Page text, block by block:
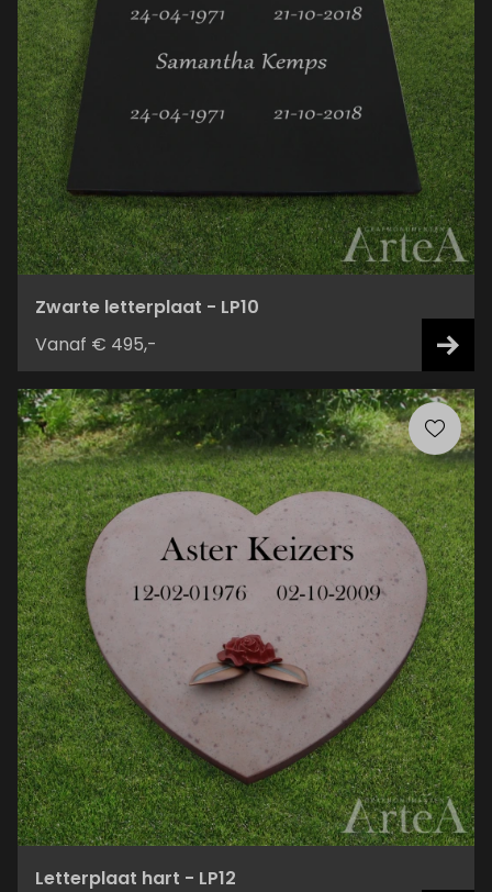
Zwarte letterplaat - LP10
Vanaf € 495,-
Letterplaat hart - LP12